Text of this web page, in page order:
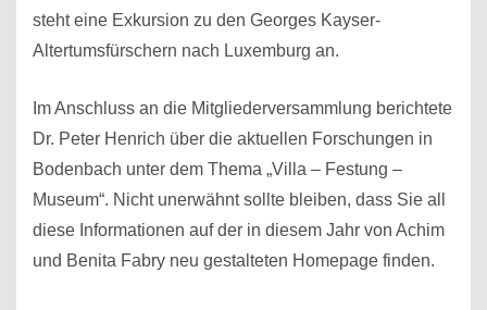
steht eine Exkursion zu den Georges Kayser-
Altertumsfürschern nach Luxemburg an.
Im Anschluss an die Mitgliederversammlung berichtete
Dr. Peter Henrich über die aktuellen Forschungen in
Bodenbach unter dem Thema „Villa – Festung –
Museum“. Nicht unerwähnt sollte bleiben, dass Sie all
diese Informationen auf der in diesem Jahr von Achim
und Benita Fabry neu gestalteten Homepage finden.